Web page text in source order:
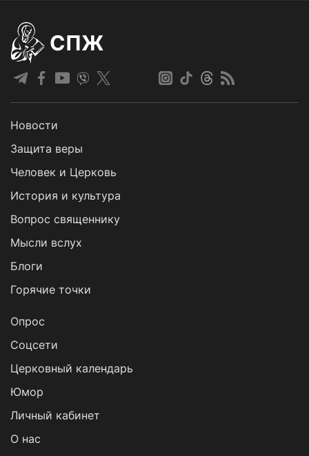
СПЖ
Новости
Защита веры
Человек и Церковь
История и культура
Вопрос священнику
Мысли вслух
Блоги
Горячие точки
Опрос
Cоцсети
Церковный календарь
Юмор
Личный кабинет
О нас